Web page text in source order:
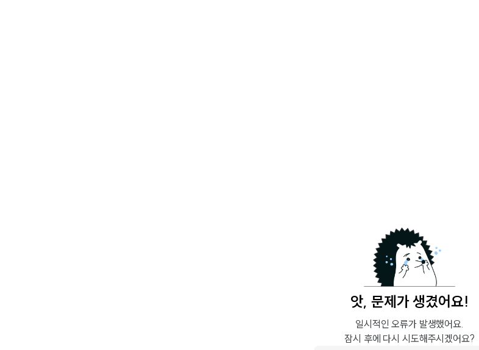
앗, 문제가 생겼어요!
일시적인 오류가 발생했어요.
잠시 후에 다시 시도해주시겠어요?